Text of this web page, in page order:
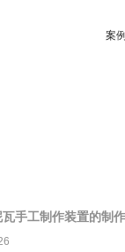
案
手工制作装置的制